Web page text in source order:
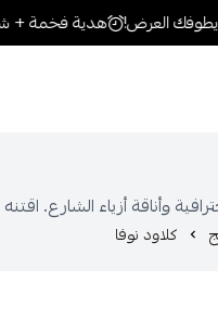
هدية فخمة +
وأناقة أزياء الشارع.
كلاود نوفا